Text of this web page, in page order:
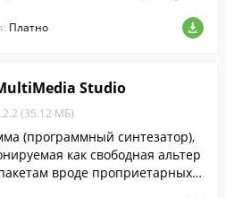
Платно
Studio
(35.12 МБ)
(программный синтезатор),
как свободная альтер
вроде проприетарных F